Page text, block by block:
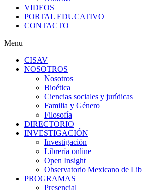
VIDEOS
PORTAL EDUCATIVO
CONTACTO
Menu
CISAV
NOSOTROS
Nosotros
Bioética
Ciencias sociales y jurídicas
Familia y Género
Filosofía
DIRECTORIO
INVESTIGACIÓN
Investigación
Librería online
Open Insight
Observatorio Mexicano de
PROGRAMAS
Presencial